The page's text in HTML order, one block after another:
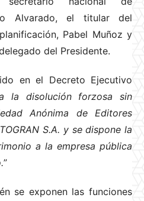
Alvarado, el titular del
Pabel Muñoz y
del Presidente.
en el Decreto Ejecutivo
la disolución forzosa sin
Anónima de Editores
S.A. y se dispone la
a la empresa pública
”
se exponen las funciones